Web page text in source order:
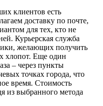
клиентов есть
доставку по почте,
для тех, кто не
Курьерская служба
желающих получить
хлопот. Еще один
– через пункты
точках города, что
время. Стоимость
из выбранного метода